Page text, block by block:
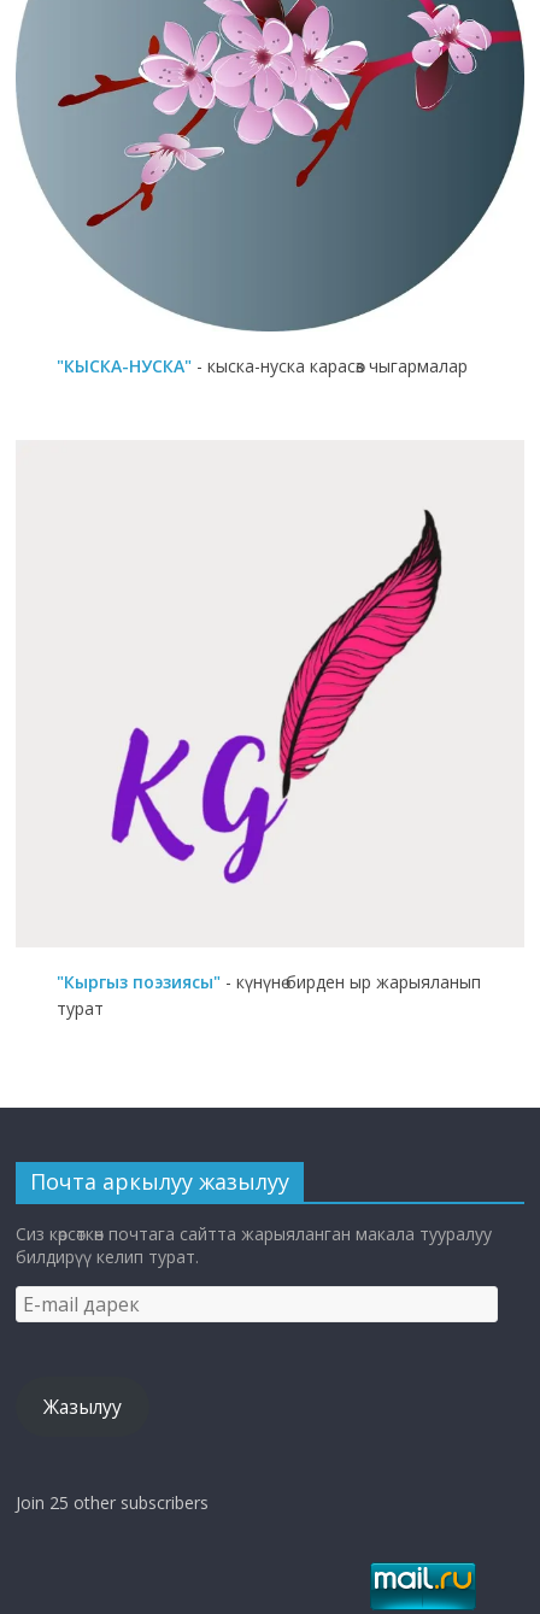
"КЫСКА-НУСКА" - кыска-нуска карасөз чыгармалар
"Кыргыз поэзиясы" - күнүнө бирден ыр жарыяланып
турат
Почта аркылуу жазылуу
Сиз көрсөткөн почтага сайтта жарыяланган макала тууралуу
билдирүү келип турат.
E-
mail
Жазылуу
Join 25 other subscribers